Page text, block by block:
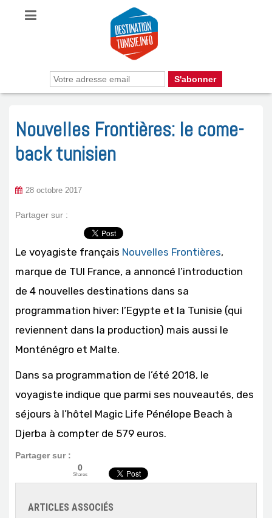
Nouvelles Frontières: le come-
back tunisien
28 octobre 2017
Partager sur :
Le voyagiste français Nouvelles Frontières,
marque de TUI France, a annoncé l’introduction
de 4 nouvelles destinations dans sa
programmation hiver: l’Egypte et la Tunisie (qui
reviennent dans la production) mais aussi le
Monténégro et Malte.
Dans sa programmation de l’été 2018, le
voyagiste indique que parmi ses nouveautés, des
séjours à l’hôtel Magic Life Pénélope Beach à
Djerba à compter de 579 euros.
Partager sur :
0
Shares
ARTICLES ASSOCIÉS